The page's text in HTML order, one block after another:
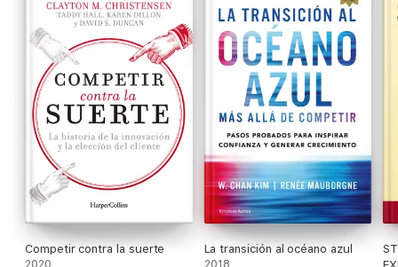
Competir contra la suerte La transición al océano azul